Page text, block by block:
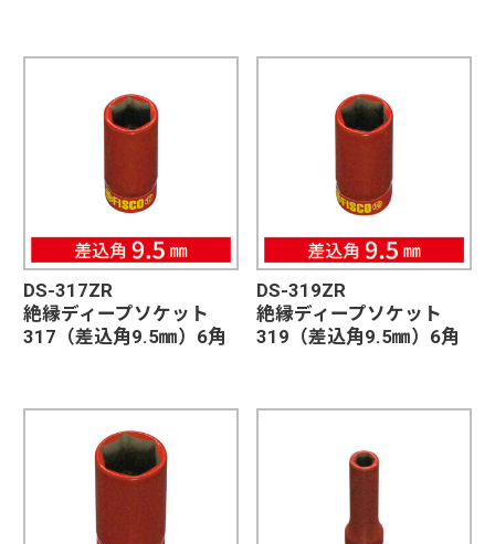
DS-317ZR
絶縁ディープソケット
317（差込角9.5㎜）6角
DS-319ZR
絶縁ディープソケット
319（差込角9.5㎜）6角